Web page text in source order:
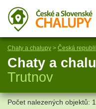
Chaty a chalupy > Česká
Chaty a
Trutnov
Počet nalezených objektů: 1.